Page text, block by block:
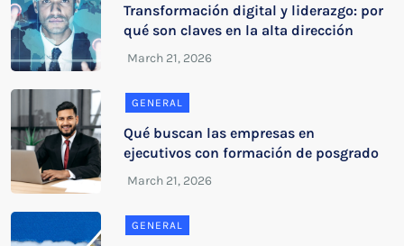
Transformación digital y liderazgo: por
qué son claves en la alta dirección
GENERAL
Qué buscan las empresas en
ejecutivos con formación de posgrado
GENERAL